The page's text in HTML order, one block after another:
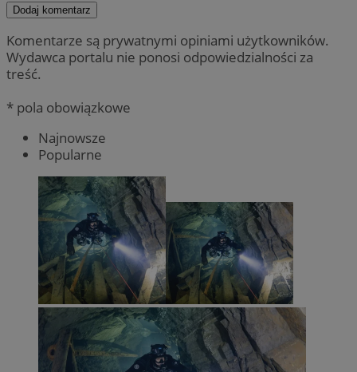
Dodaj komentarz
Komentarze są prywatnymi opiniami użytkowników.
Wydawca portalu nie ponosi odpowiedzialności za
treść.
* pola obowiązkowe
Najnowsze
Popularne